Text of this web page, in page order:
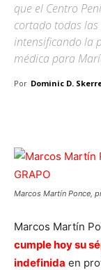
que el Centro
cortado todas
intensificando la
médica para
Por Dominic D.
Marcos Martín Ponce,
Marcos Martín
cumple hoy su
indefinida en